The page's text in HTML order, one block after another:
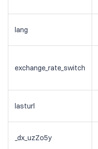
lang
exchange_rate_switch
lasturl
_dx_uzZo5y